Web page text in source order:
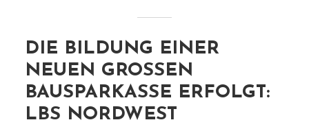
DIE BILDUNG EINER
NEUEN GROSSEN B
AUSPARKASSE ERFOLGT: L
BS NORDWEST